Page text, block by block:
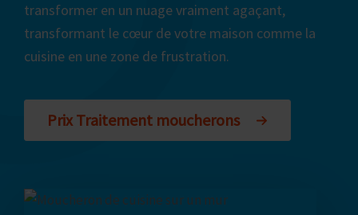
transformer en un nuage vraiment agaçant,
transformant le cœur de votre maison comme la
cuisine en une zone de frustration.
Prix Traitement moucherons